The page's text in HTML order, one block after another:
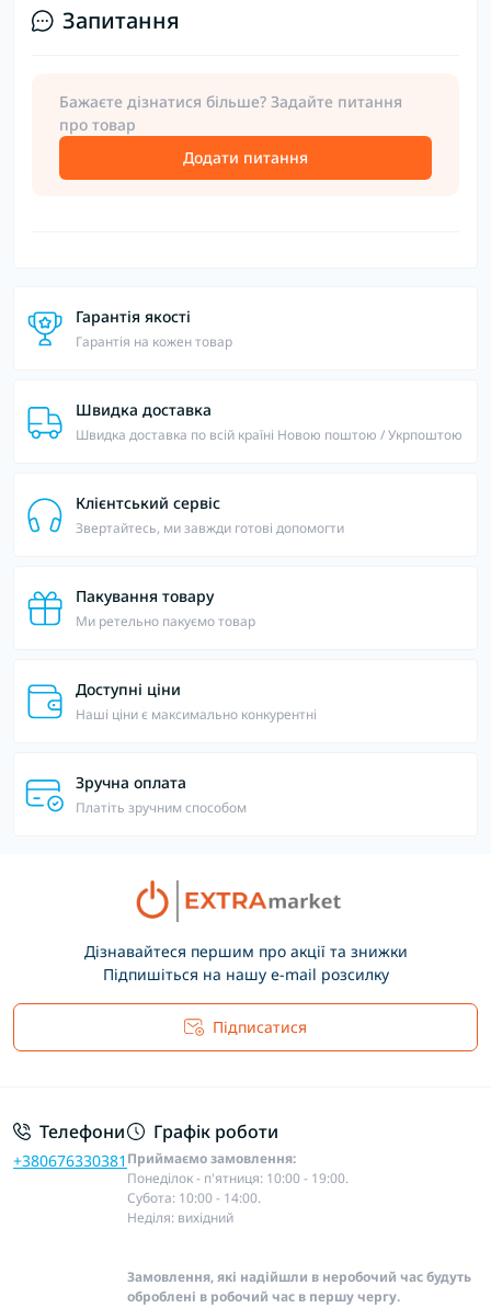
Запитання
Бажаєте дізнатися більше? Задайте питання
про товар
Додати питання
Гарантія якості
Гарантія на кожен товар
Швидка доставка
Швидка доставка по всій країні Новою поштою / Укрпоштою
Клієнтський сервіс
Звертайтесь, ми завжди готові допомогти
Пакування товару
Ми ретельно пакуємо товар
Доступні ціни
Наші ціни є максимально конкурентні
Зручна оплата
Платіть зручним способом
Дізнавайтеся першим про акції та знижки
Підпишіться на нашу e-mail розсилку
Підписатися
Телефони
+380676330381
Графік роботи
Приймаємо замовлення:
Понеділок - п'ятниця: 10:00 - 19:00.
Субота: 10:00 - 14:00.
Неділя: вихідний
Замовлення, які надійшли в неробочий час будуть
оброблені в робочий час в першу чергу.